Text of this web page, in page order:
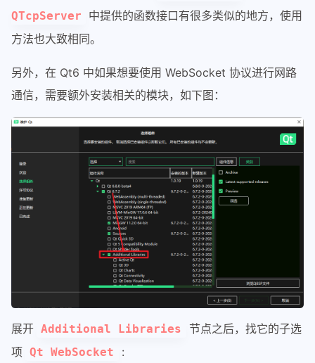
QTcpServer
中提供的函数接口有很多类似的地方，使用
方法也大致相同。
另外，在 Qt6 中如果想要使用 WebSocket 协议进行网路
通信，需要额外安装相关的模块，如下图：
展开 Additional Libraries
节点之后，找它的子选
项 Qt WebSocket :